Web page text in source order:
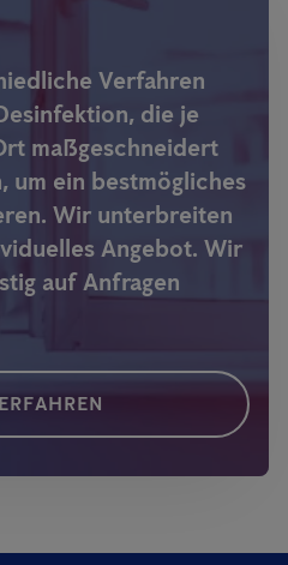
Verfahren
die je
maßgeschneidert
um ein bestmögliches
Wir unterbreiten
Angebot. Wir
auf Anfragen